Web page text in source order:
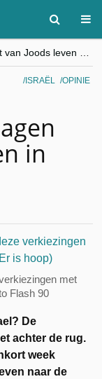
“Besnijdenisdebat toont hoe moeilijk seculiere Westen minderheden begrijpt”, Jinnih Beels (Vooruit)
CITYTRIP | ROEMENIË – Boekarest: de verrassing van Oost-Europa
ISRAËL OPINIE
in
met
Flash 90
De
achter de rug.
week
naar de